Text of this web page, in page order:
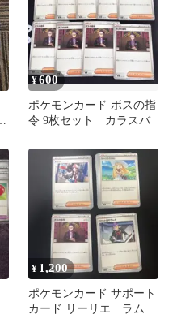
¥600
ポケモンカード ボスの指
令 9枚セット カラスバ
¥ 1,200
ポケモンカード サポート
カード リーリエ ラム